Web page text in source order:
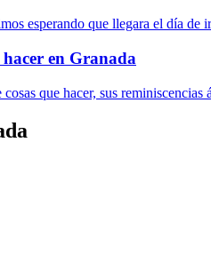
esperando que llegara el día
en Granada
cosas que hacer, sus